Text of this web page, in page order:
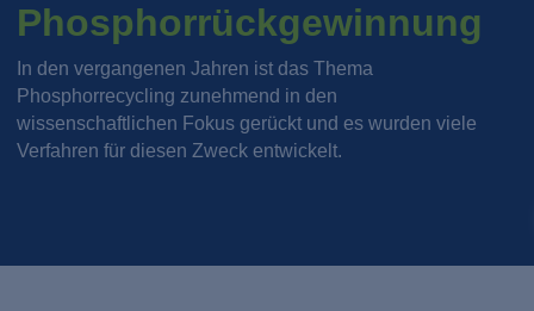
Phosphorrückgewinnung
In den vergangenen Jahren ist das Thema
Phosphorrecycling zunehmend in den
wissenschaftlichen Fokus gerückt und es wurden viele
Verfahren für diesen Zweck entwickelt.